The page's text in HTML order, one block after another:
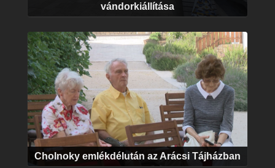
vándorkiállítása
Cholnoky emlékdélután az Arácsi Tájházban